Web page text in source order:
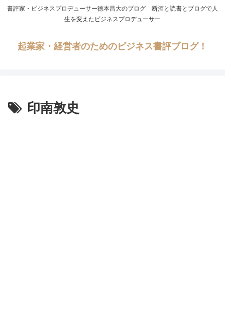
書評家・ビジネスプロデューサー徳本昌大のブログ 断酒と読書とブログで人
生を変えたビジネスプロデューサー
起業家・経営者のためのビジネス書評ブログ！
印南敦史